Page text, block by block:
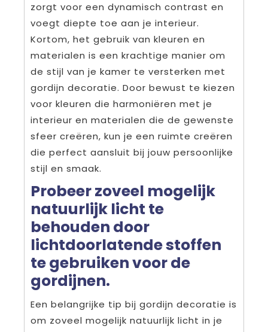
zorgt voor een dynamisch contrast en
voegt diepte toe aan je interieur.
Kortom, het gebruik van kleuren en
materialen is een krachtige manier om
de stijl van je kamer te versterken met
gordijn decoratie. Door bewust te kiezen
voor kleuren die harmoniëren met je
interieur en materialen die de gewenste
sfeer creëren, kun je een ruimte creëren
die perfect aansluit bij jouw persoonlijke
stijl en smaak.
Probeer zoveel mogelijk
natuurlijk licht te
behouden door
lichtdoorlatende stoffen
te gebruiken voor de
gordijnen.
Een belangrijke tip bij gordijn decoratie is
om zoveel mogelijk natuurlijk licht in je